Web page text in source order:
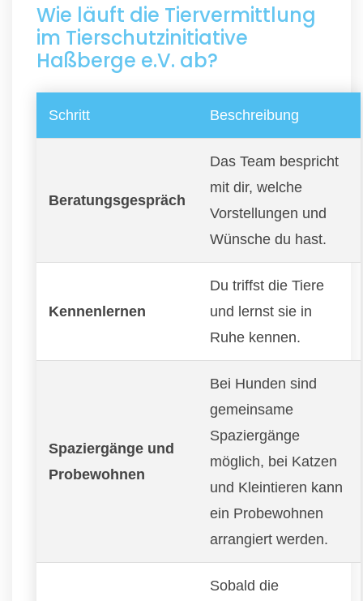
Wie läuft die Tiervermittlung
im Tierschutzinitiative
Haßberge e.V. ab?
Schritt Beschreibung
Beratungsgespräch
Das Team bespricht
mit dir, welche
Vorstellungen und
Wünsche du hast.
Kennenlernen
Du triffst die Tiere
und lernst sie in
Ruhe kennen.
Spaziergänge und
Probewohnen
Bei Hunden sind
gemeinsame
Spaziergänge
möglich, bei Katzen
und Kleintieren kann
ein Probewohnen
arrangiert werden.
Sobald die